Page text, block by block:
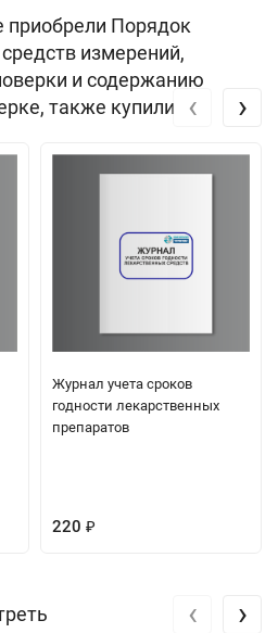
приобрели Порядок
измерений,
и содержанию
также купили
Журнал учета сроков
годности лекарственных
препаратов
220 ₽
‹ ›
‹ ›